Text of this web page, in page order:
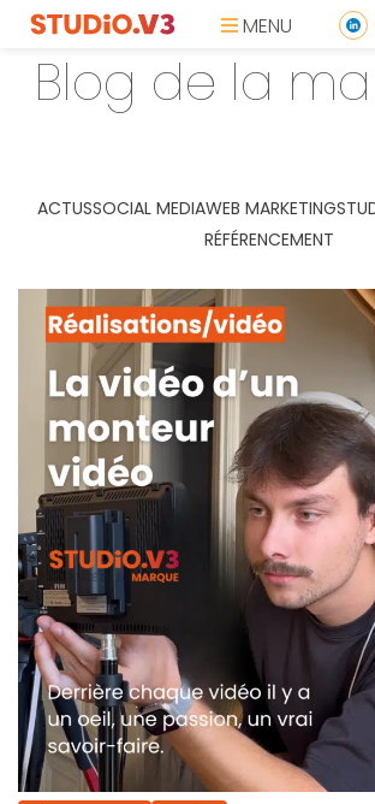
MENU
Blog de la
ACTUSSOCIAL MEDIAWEB MARKETING
RÉFÉRENCEMENT